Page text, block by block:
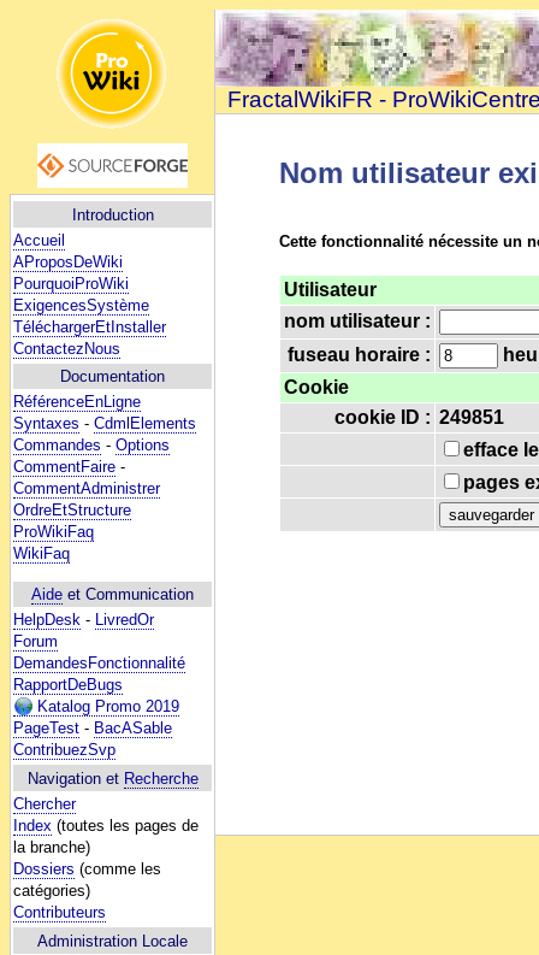
Introduction
Accueil
AProposDeWiki
PourquoiProWiki
ExigencesSystème
TéléchargerEtInstaller
ContactezNous
Documentation
RéférenceEnLigne
Syntaxes - CdmlElements
Commandes - Options
CommentFaire -
CommentAdministrer
OrdreEtStructure
ProWikiFaq
WikiFaq
Aide et Communication
HelpDesk - LivredOr
Forum
DemandesFonctionnalité
RapportDeBugs
Katalog Promo 2019
PageTest - BacASable
ContribuezSvp
Navigation et Recherche
Chercher
Index (toutes les pages de
la branche)
Dossiers (comme les
catégories)
Contributeurs
Administration Locale
FractalWikiFR -
Nom utilisateur
Cette fonctionnalité nécessite un
Utilisateur
nom utilisateur :
fuseau horaire :
Cookie
cookie ID : 249851
efface
pages